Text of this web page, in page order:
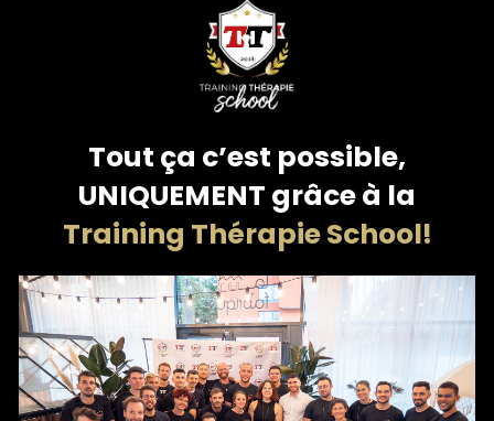
Tout ça c’est possible,
UNIQUEMENT grâce à la
Training Thérapie School!